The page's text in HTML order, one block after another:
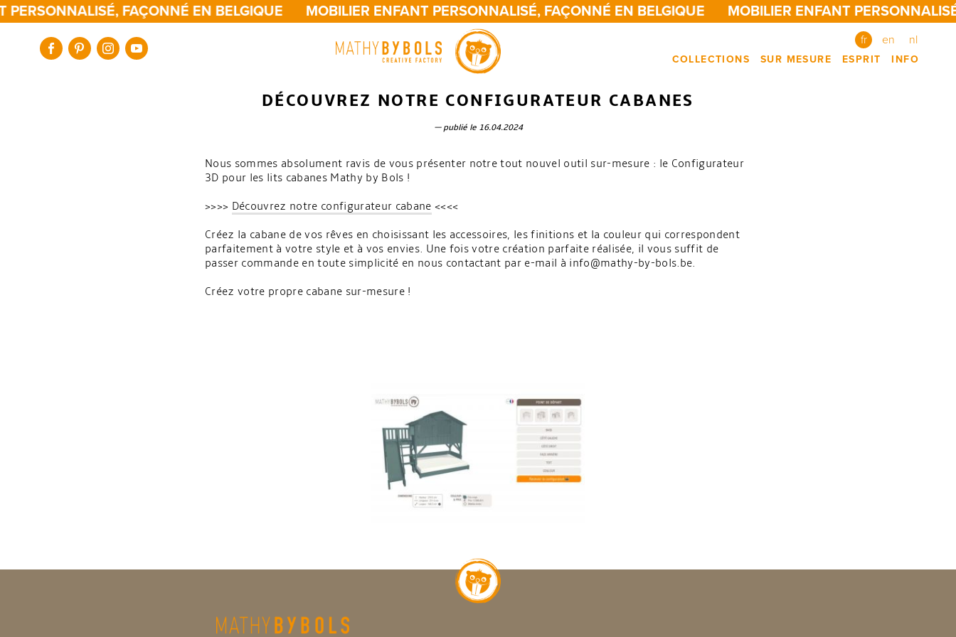
FAÇONNÉ EN BELGIQUE MOBILIER ENFANT PERSONNALISÉ, FAÇONNÉ EN BELGIQUE MOBILIER ENFANT
fr en nl
COLLECTIONS SUR MESURE ESPRIT INFO
DÉCOUVREZ NOTRE CONFIGURATEUR CABANES
— publié le 16.04.2024
Nous sommes absolument ravis de vous présenter notre tout nouvel outil sur-mesure : le Configurateur
3D pour les lits cabanes Mathy by Bols !
>>>> Découvrez notre configurateur cabane <<<<
Créez la cabane de vos rêves en choisissant les accessoires, les finitions et la couleur qui correspondent
parfaitement à votre style et à vos envies. Une fois votre création parfaite réalisée, il vous suffit de
passer commande en toute simplicité en nous contactant par e-mail à info@mathy-by-bols.be.
Créez votre propre cabane sur-mesure !